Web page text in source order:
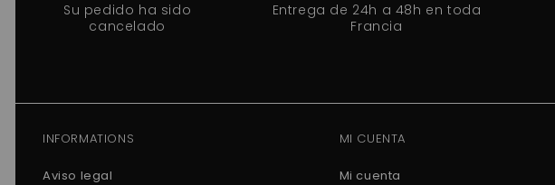
Su pedido ha sido
cancelado
Entrega de 24h a 48h en toda
Francia
INFORMATIONS
Aviso legal
MI CUENTA
Mi cuenta